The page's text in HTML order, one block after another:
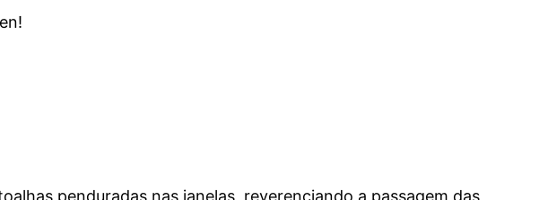
penduradas nas janelas, reverenciando a passagem das